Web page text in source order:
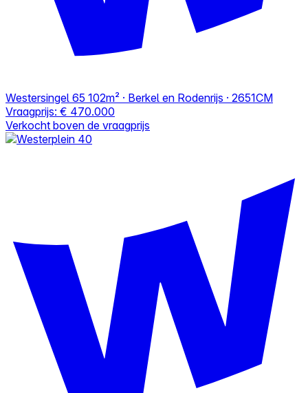
Westersingel 65 102m² · Berkel en Rodenrijs · 2651CM
Vraagprijs: € 470.000
Verkocht boven de vraagprijs